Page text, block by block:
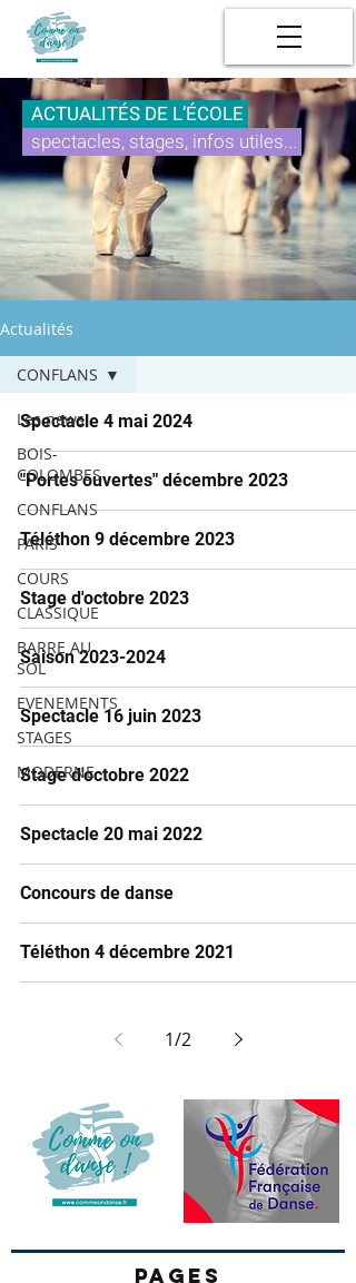
ACTUALITÉS DE L’ÉCOLE
spectacles, stages, infos utiles...
Actualités
Les news
BOIS-
COLOMBES
CONFLANS
PARIS
COURS
CLASSIQUE
BARRE AU
SOL
EVENEMENTS
STAGES
MODERNE
CONFLANS
Spectacle 4 mai 2024
"Portes ouvertes" décembre 2023
Téléthon 9 décembre 2023
Stage d'octobre 2023
Saison 2023-2024
Spectacle 16 juin 2023
Stage d'octobre 2022
Spectacle 20 mai 2022
Concours de danse
Téléthon 4 décembre 2021
1/2
PAGES